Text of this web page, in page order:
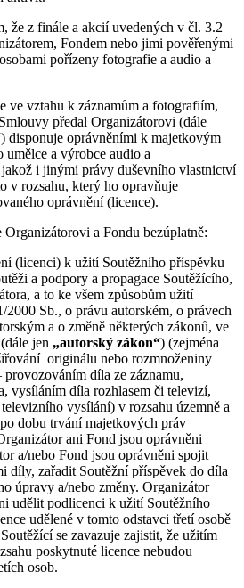
že z finále a akcií uvedených v čl. 3.2
Fondem nebo jimi pověřenými
pořízeny fotografie a audio a
ve vztahu k záznamům a fotografiím,
předal Organizátorovi (dále
) disponuje oprávněními k majetkovým
a výrobce audio a
i jinými právy duševního vlastnictví
v rozsahu, který ho opravňuje
oprávnění (licence).
a Fondu bezúplatně:
(licenci) k užití Soutěžního příspěvku
a podpory a propagace Soutěžícího,
a to ke všem způsobům užití
Sb., o právu autorském, o právech
a o změně některých zákonů, ve
jen „autorský zákon“) (zejména
originálu nebo rozmnoženiny
díla ze záznamu,
vysíláním díla rozhlasem či televizí,
vysílání) v rozsahu územně a
dobu trvání majetkových práv
ani Fond jsou oprávněni
a/nebo Fond jsou oprávněni spojit
díly, zařadit Soutěžní příspěvek do díla
úpravy a/nebo změny. Organizátor
udělit podlicenci k užití Soutěžního
udělené v tomto odstavci třetí osobě
se zavazuje zajistit, že užitím
poskytnuté licence nebudou
osob.